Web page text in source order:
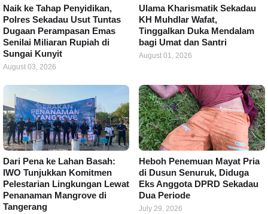
Naik ke Tahap Penyidikan,
Polres Sekadau Usut Tuntas
Dugaan Perampasan Emas
Senilai Miliaran Rupiah di
Sungai Kunyit
August 03, 2026
Ulama Kharismatik Sekadau
KH Muhdlar Wafat,
Tinggalkan Duka Mendalam
bagi Umat dan Santri
August 01, 2026
Dari Pena ke Lahan Basah:
IWO Tunjukkan Komitmen
Pelestarian Lingkungan Lewat
Penanaman Mangrove di
Tangerang
Heboh Penemuan Mayat Pria
di Dusun Senuruk, Diduga
Eks Anggota DPRD Sekadau
Dua Periode
July 29, 2026